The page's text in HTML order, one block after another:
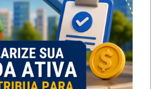
ATENÇÃO: este navegador pode não
suportar os atalhos de acessibilidade
do portal.